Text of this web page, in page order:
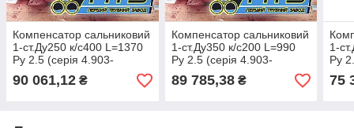
Компенсатор сальниковий
1-ст.Ду250 к/с400 L=1370
Py 2.5 (серія 4.903-
10;випуск 7)
90 061,12 ₴
Компенсатор сальниковий
1-ст.Ду350 к/с200 L=990
Py 2.5 (серія 4.903-
10;випуск 7)
89 785,38₴
1-
Py
75